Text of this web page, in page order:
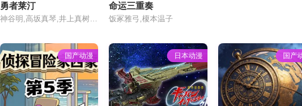
勇者莱汀
神谷明,高坂真琴,井上真树夫,芝田清子,市川治,山下启介,大地琴惠,西川几雄,木原正二郎,宫内幸平,日比野美佐子,村越伊知郎,贵家堂子,丸山裕子,小宫和枝,松金米子,小森敬藏,仁内建之,肝付兼太,泷口顺平,加藤精三,饭塚昭三
命运三重奏
饭冢雅弓,榎本温子
国产动漫 日本动漫 国产